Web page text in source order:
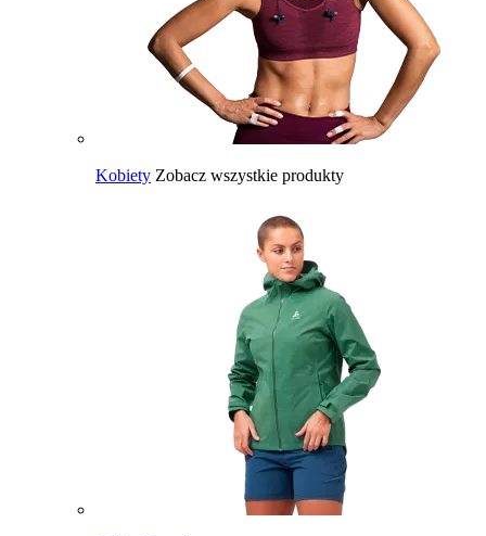
Kobiety Zobacz wszystkie produkty